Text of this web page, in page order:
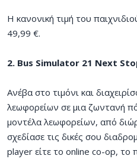
Η κανονική τιμή του
49,99 €.
2. Bus Simulator 21 Next
Ανέβα στο τιμόνι και
λεωφορείων σε μια ζωντανή
μοντέλα λεωφορείων, από
σχεδίασε τις δικές σου
player είτε το online co-op, το